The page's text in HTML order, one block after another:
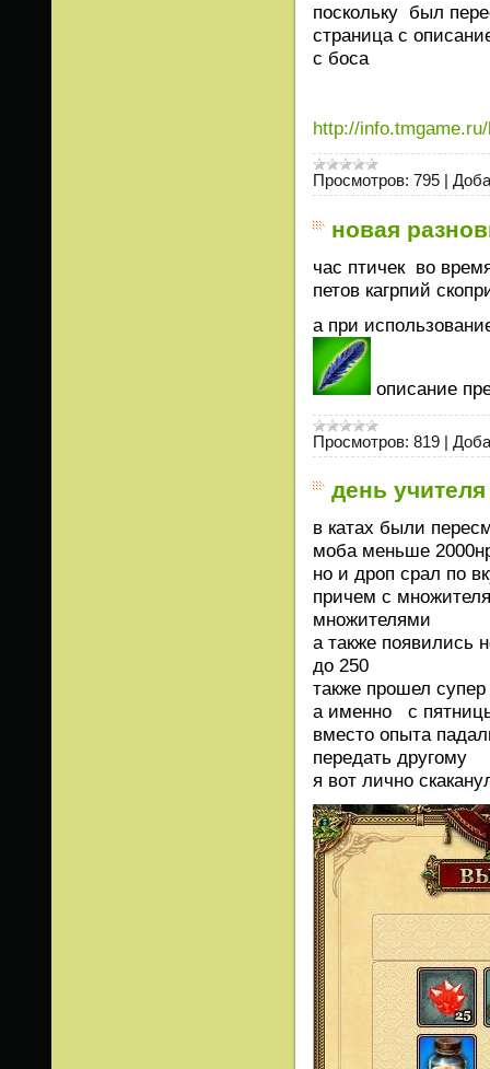
поскольку был
страница с
с боса
http://
Просмотров: 795 |
новая
час птичек во
петов кагрпий
а при
описание
Просмотров: 819 |
день
в катах были
моба меньше
но и дроп срал по
причем с
множителями
а также появились
до 250
также прошел
а именно с
вместо опыта
передать другому
я вот лично